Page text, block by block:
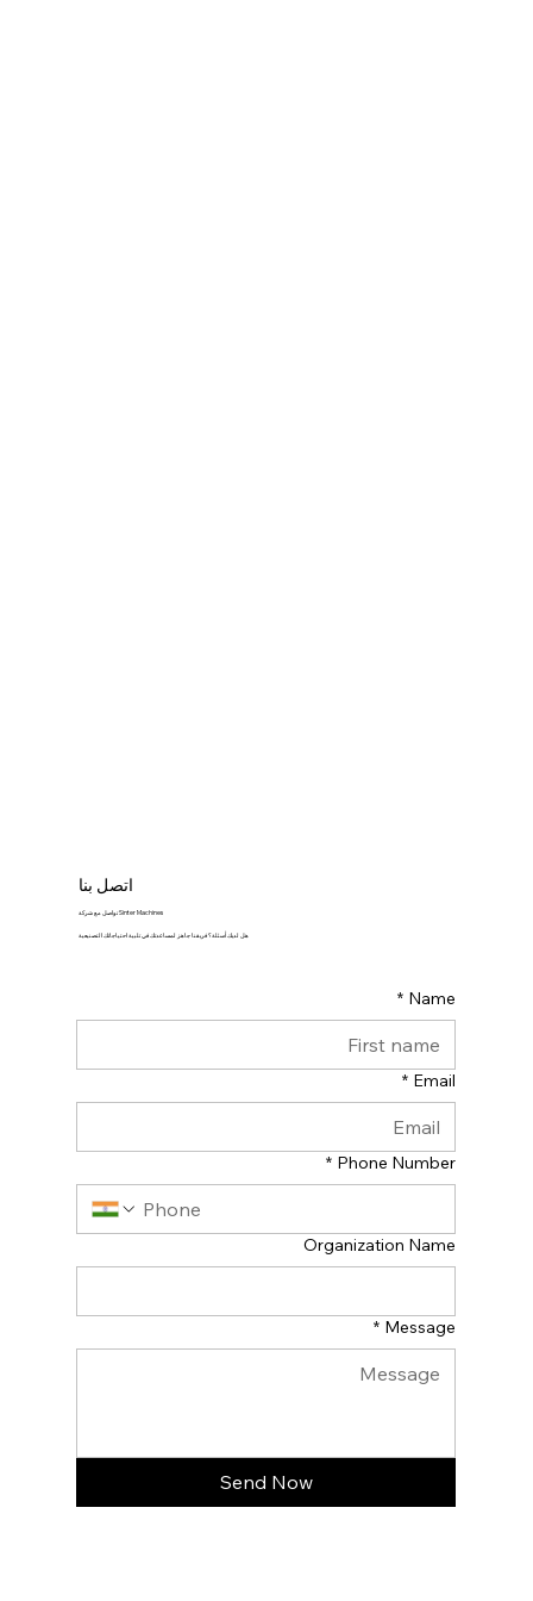
اتصل بنا
تواصل مع شركة Sinter Machines
هل لديك أسئلة؟ فريقنا جاهز لمساعدتك في تلبية احتياجاتك التصنيعية
Name
*
Email
*
Phone Number
*
Organization Name
Message
*
Send Now